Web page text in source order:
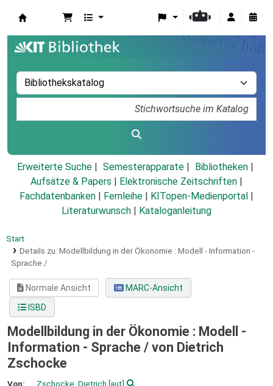
Erweiterte Suche Semesterapparate
Bibliotheken
Aufsätze & Papers
Elektronische Zeitschriften
Fachdatenbanken
Fernleihe KITopen-Medienportal
Literaturwunsch
Kataloganleitung
Start
Details zu: Modellbildung in der Ökonomie : Modell - Information -
Sprache /
Normale Ansicht
MARC-Ansicht
ISBD
Modellbildung in der Ökonomie : Modell -
Information - Sprache / von Dietrich
Zschocke
Von: Zschocke, Dietrich [aut]